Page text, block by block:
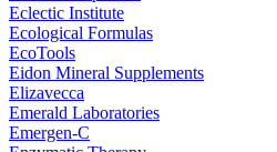
Eclectic Institute
Ecological Formulas
EcoTools
Eidon Mineral Supplements
Elizavecca
Emerald Laboratories
Emergen-C